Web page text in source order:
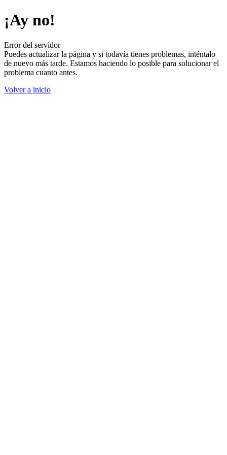
¡Ay no!
Error del servidor
Puedes actualizar la página y si todavía tienes problemas, inténtalo
de nuevo más tarde. Estamos haciendo lo posible para solucionar el
problema cuanto antes.
Volver a inicio